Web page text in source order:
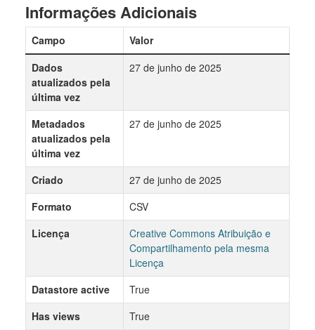
Informações Adicionais
Campo
Valor
Dados
atualizados pela
última vez
27 de junho de 2025
Metadados
atualizados pela
última vez
27 de junho de 2025
Criado
27 de junho de 2025
Formato
CSV
Licença
Creative Commons Atribuição e
Compartilhamento pela mesma
Licença
Datastore active
True
Has views
True